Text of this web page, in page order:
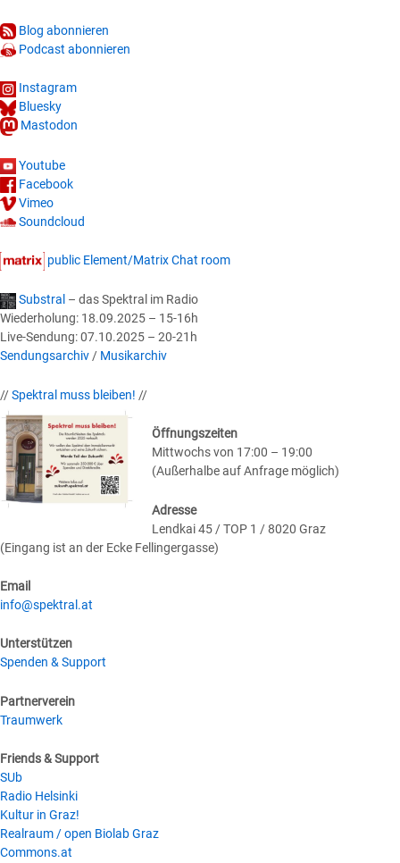
Blog abonnieren
Podcast abonnieren
Instagram
Bluesky
Mastodon
Youtube
Facebook
Vimeo
Soundcloud
public Element/Matrix Chat room
Substral – das Spektral im Radio
Wiederholung: 18.09.2025 – 15-16h
Live-Sendung: 07.10.2025 – 20-21h
Sendungsarchiv/ Musikarchiv
//Spektral muss bleiben! //
Öffnungszeiten
Mittwochs von 17:00 – 19:00
(Außerhalbe auf Anfrage möglich)
Adresse
Lendkai 45 / TOP 1 / 8020 Graz
(Eingang ist an der Ecke Fellingergasse)
Email
info@spektral.at
Unterstützen
Spenden & Support
Partnerverein
Traumwerk
Friends & Support
SUb
Radio Helsinki
Kultur in Graz!
Realraum / open Biolab Graz
Commons.at